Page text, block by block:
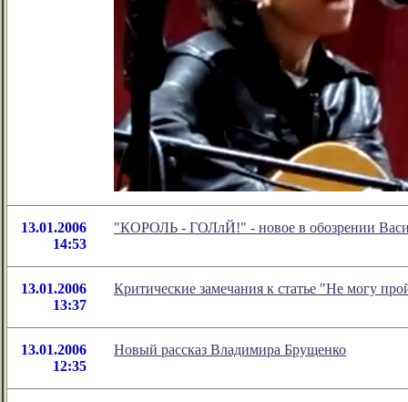
13.01.2006
14:53
"КОРОЛЬ - ГОЛлЙ!" - новое в обозрении
13.01.2006
13:37
Критические замечания к статье "Не могу
13.01.2006
12:35
Новый рассказ Владимира Брущенко